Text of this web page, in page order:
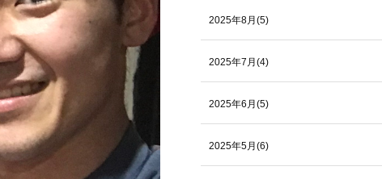
2025年8月(5)
2025年7月(4)
2025年6月(5)
2025年5月(6)